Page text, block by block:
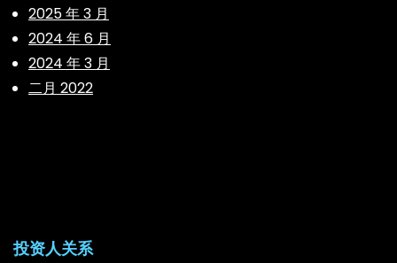
2025 年 3 月
2024 年 6 月
2024 年 3 月
二月 2022
投资人关系